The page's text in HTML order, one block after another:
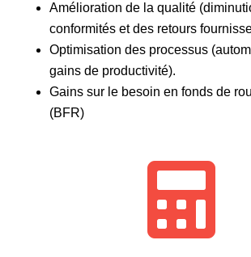
Amélioration de la qualité
conformités et des retours
Optimisation des processus
gains de productivité).
Gains sur le besoin en fonds de
(BFR)
